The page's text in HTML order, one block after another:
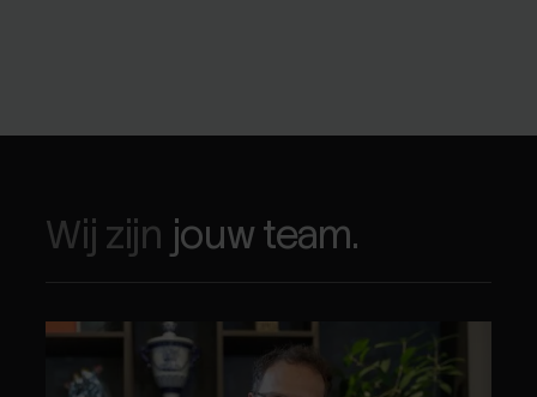
Wij zijn jouw team.